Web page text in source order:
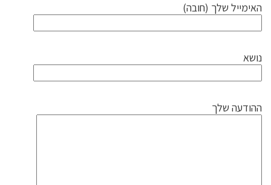
האימייל שלך (חובה)
נושא
ההודעה שלך